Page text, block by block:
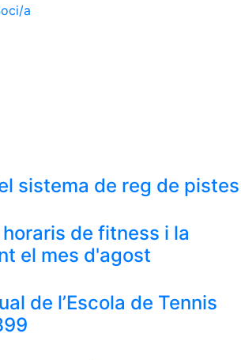
a
sistema de reg de pistes
de fitness i la
el mes d'agost
de l’Escola de Tennis